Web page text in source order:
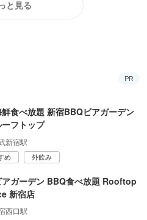
と見る
PR
鮮食べ放題 新宿BBQビアガーデン
フトップ
新宿駅
め 外飲み
アガーデン BBQ食べ放題 Rooftop
新宿店
西口駅